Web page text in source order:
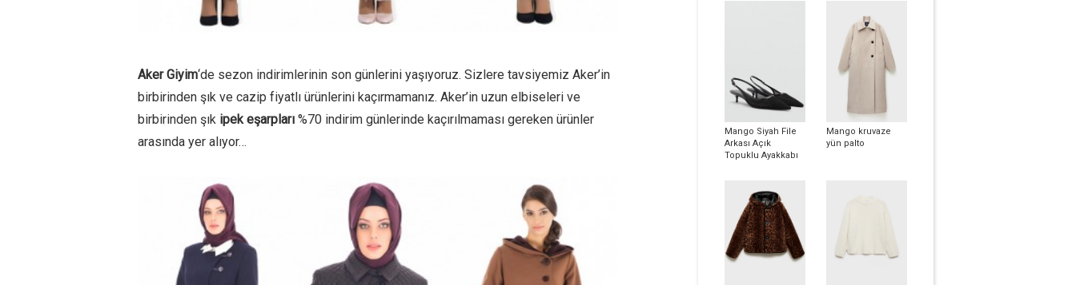
Aker Giyim‘de sezon indirimlerinin son günlerini yaşıyoruz. Sizlere tavsiyemiz Aker’in
birbirinden şık ve cazip fiyatlı ürünlerini kaçırmamanız. Aker’in uzun elbiseleri ve
birbirinden şık ipek eşarpları %70 indirim günlerinde kaçırılmaması gereken ürünler
arasında yer alıyor…
Mango Siyah File
Arkası Açık
Topuklu Ayakkabı
Mango kruvaze
yün palto